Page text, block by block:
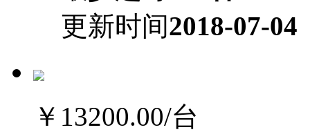
更新时间2018-07-04
￥13200.00/台